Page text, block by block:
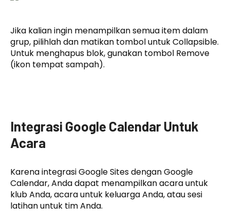
Jika kalian ingin menampilkan semua item dalam
grup, pilihlah dan matikan tombol untuk Collapsible.
Untuk menghapus blok, gunakan tombol Remove
(ikon tempat sampah).
Integrasi Google Calendar Untuk
Acara
Karena integrasi Google Sites dengan Google
Calendar, Anda dapat menampilkan acara untuk
klub Anda, acara untuk keluarga Anda, atau sesi
latihan untuk tim Anda.